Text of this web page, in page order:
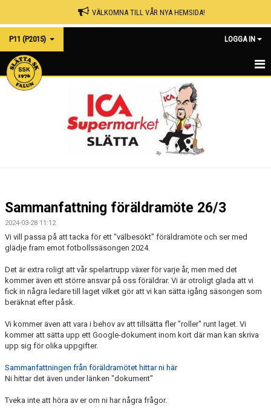
VÄLKOMNA TILL VÅR NYA HEMSIDA!
P11 (P2015) LOGGA IN
HEMSIDA
BILDGALLERI
DOKUMENT
KONTAKT
Sammanfattning föräldramöte 26/3
2024-03-28 11:12
Vi vill passa på att tacka för ett "välbesökt" föräldramöte och ser med
glädje fram emot fotbollssäsongen 2024.
Det är extra roligt att vår spelartrupp växer för varje år, men med det
kommer även ett större ansvar på oss föräldrar. Vi är otroligt glada att vi
fick in några ledare till laget vilket gör att vi kan sätta igång säsongen som
beräknat efter påsk.
Vi kommer även att vara i behov av att tillsätta fler "roller" runt laget. Vi
kommer att sätta upp ett Google-dokument inom kort där man kan skriva
upp sig för olika uppgifter.
Sammanfattningen från föräldramötet hittar ni här
Ni hittar det även under länken "dokument"
Tveka inte att höra av er om ni har några frågor.